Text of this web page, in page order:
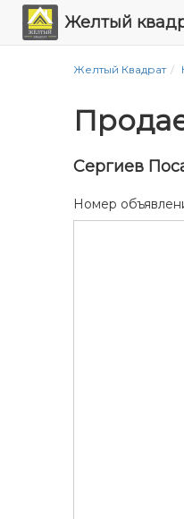
Желтый
Желтый Квадрат
Сергиев
Номер